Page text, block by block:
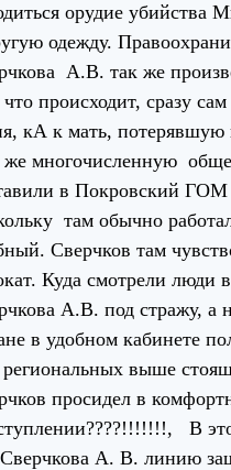
орудие
одежду.
А.В. так же
что происходит, сразу
кА к мать, потерявшую
многочисленную
в Покровский
там обычно
Сверчков там
Куда смотрели люди
А.В. под стражу, а
в удобном кабинете
региональных выше
просидел в
В это
А. В. линию